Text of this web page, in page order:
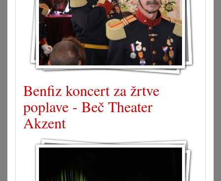
Benfiz koncert za žrtve
poplave - Beč Theater
Akzent